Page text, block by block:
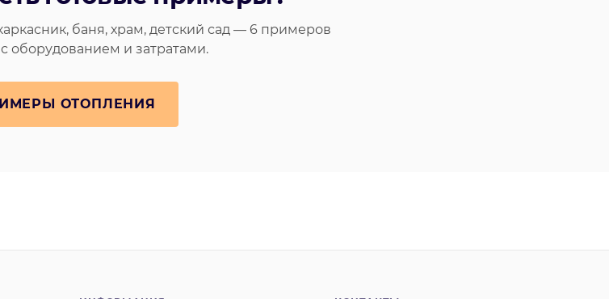
баня, храм, детский сад — 6 примеров
оборудованием и затратами.
ОТОПЛЕНИЯ